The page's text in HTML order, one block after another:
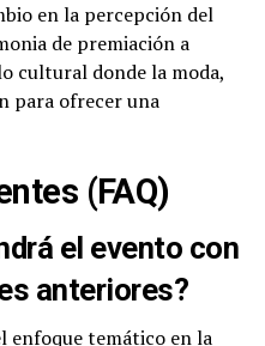
en la percepción del
de premiación a
cultural donde la moda,
para ofrecer una
(FAQ)
el evento con
anteriores?
enfoque temático en la